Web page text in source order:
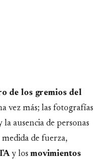
de los gremios del
vez más; las fotografías
ausencia de personas
de fuerza,
y los movimientos